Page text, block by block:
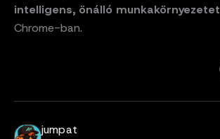
intelligens, önálló munkakörnyezetet
Chrome-ban.
jumpat